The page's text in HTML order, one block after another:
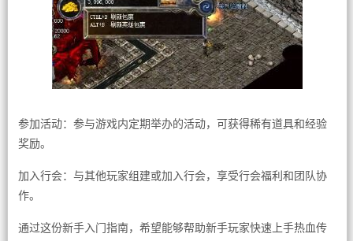
参加活动：参与游戏内定期举办的活动，可获得稀有道具和经验
奖励。
加入行会：与其他玩家组建或加入行会，享受行会福利和团队协
作。
通过这份新手入门指南，希望能够帮助新手玩家快速上手热血传